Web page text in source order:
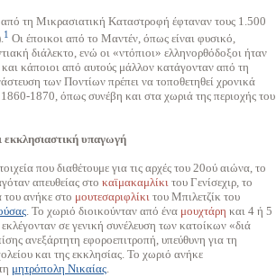
από τη Μικρασιατική Καταστροφή έφταναν τους 1.500
1 Οι έποικοι από το Μαντέν, όπως είναι φυσικό,
διάλεκτο, ενώ οι «ντόπιοι» ελληνορθόδοξοι ήταν
κάποιοι από αυτούς μάλλον κατάγονταν από τη
των Ποντίων πρέπει να τοποθετηθεί χρονικά
1860-1870, όπως συνέβη και στα χωριά της περιοχής του
εκκλησιαστική υπαγωγή
που διαθέτουμε για τις αρχές του 20ού αιώνα, το
απευθείας στο καϊμακαμλίκι του Γενίσεχιρ, το
του ανήκε στο μουτεσαριφλίκι του Μπιλετζίκ του
. Το χωριό διοικούνταν από ένα μουχτάρη και 4 ή 5
εκλέγονταν σε γενική συνέλευση των κατοίκων «διά
ανεξάρτητη εφοροεπιτροπή, υπεύθυνη για τη
και της εκκλησίας. Το χωριό ανήκε
μητρόπολη Νικαίας.